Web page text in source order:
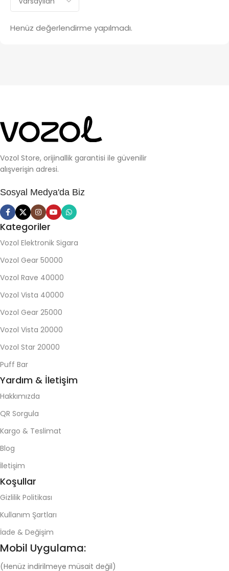
Henüz değerlendirme yapılmadı.
Vozol Store, orijinallik garantisi ile güvenilir
alışverişin adresi.
Sosyal Medya'da Biz
Kategoriler
Vozol Elektronik Sigara
Vozol Gear 50000
Vozol Rave 40000
Vozol Vista 40000
Vozol Gear 25000
Vozol Vista 20000
Vozol Star 20000
Puff Bar
Yardım & İletişim
Hakkımızda
QR Sorgula
Kargo & Teslimat
Blog
İletişim
Koşullar
Gizlilik Politikası
Kullanım Şartları
İade & Değişim
Mobil Uygulama:
(Henüz indirilmeye müsait değil)